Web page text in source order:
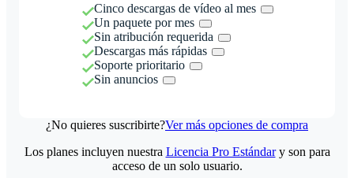
Cinco descargas de vídeo al mes
Un paquete por mes
Sin atribución requerida
Descargas más rápidas
Soporte prioritario
Sin anuncios
¿No quieres suscribirte?Ver más opciones de compra
Los planes incluyen nuestra Licencia Pro Estándary son para
acceso de un solo usuario.